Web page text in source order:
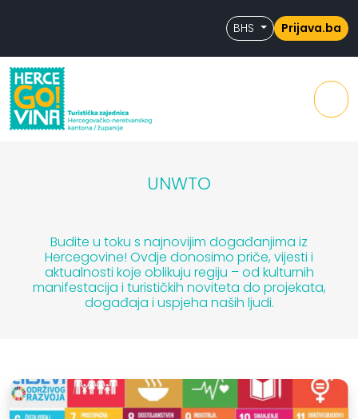
BHS Prijava.ba
UNWTO
Budite u toku s najnovijim događanjima iz
Hercegovine! Ovdje donosimo priče, vijesti i
aktualnosti koje oblikuju regiju – od kulturnih
manifestacija i turističkih noviteta do projekata,
događaja i uspjeha naših ljudi.